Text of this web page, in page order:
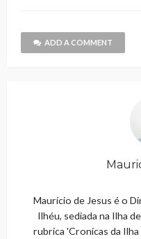
ADD A COMMENT
Maurício de Jesus é o
Ilhéu, sediada na Ilha
rubrica 'Cronicas da